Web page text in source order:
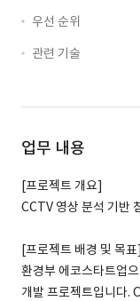
우선 순위
관련 기술
업무 내용
[프로젝트 개요]
CCTV 영상 분석 기반
[프로젝트 배경 및 목표]
환경부 에코스타트업
개발 프로젝트입니다.